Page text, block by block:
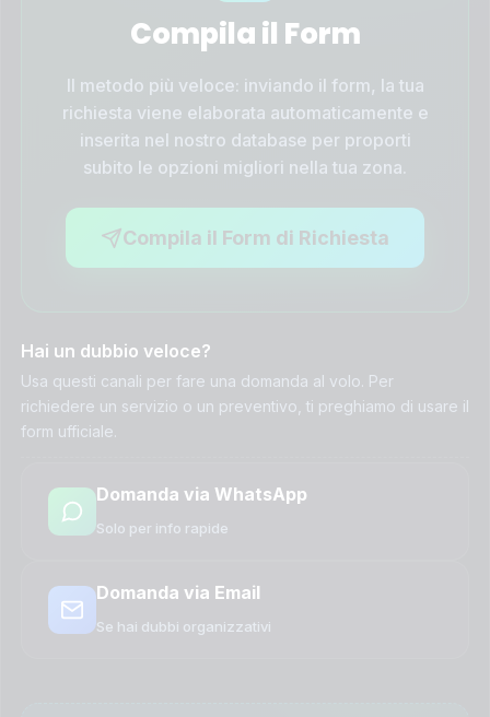
Compila il Form
Il metodo più veloce: inviando il form, la tua
richiesta viene elaborata automaticamente e
inserita nel nostro database per proporti
subito le opzioni migliori nella tua zona.
Compila il Form di Richiesta
Hai un dubbio veloce?
Usa questi canali per fare una domanda al volo. Per
richiedere un servizio o un preventivo, ti preghiamo di usare il
form ufficiale.
Domanda via WhatsApp
Solo per info rapide
Domanda via Email
Se hai dubbi organizzativi